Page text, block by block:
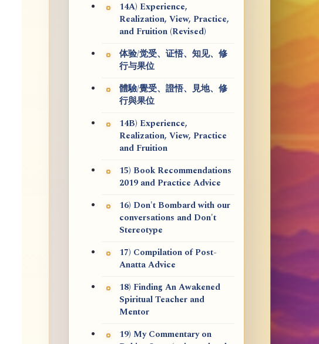
14A) Experience,
Realization, View, Practice,
and Fruition (Revised)
体验/觉受、证悟、知见、修
行与果位
體驗/覺受、證悟、見地、修
行與果位
14B) Experience,
Realization, View, Practice
and Fruition
15) Book Recommendations
2019 and Practice Advice
16) Don't Bombard with our
conversations and Don't
Stereotype
17) Compilation of Post-
Anatta Advice
18) Finding An Awakened
Spiritual Teacher and
Mentor
19) My Commentary on